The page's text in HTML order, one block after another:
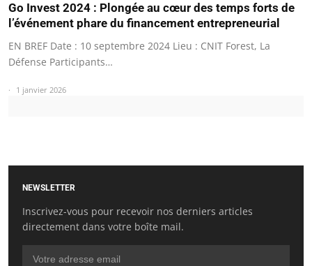
Go Invest 2024 : Plongée au cœur des temps forts de
l’événement phare du financement entrepreneurial
EN BREF Date : 10 septembre 2024 Lieu : CNIT Forest, La
Défense Participants…
1 janvier 2026
NEWSLETTER
Inscrivez-vous pour recevoir nos derniers articles
directement dans votre boîte mail.